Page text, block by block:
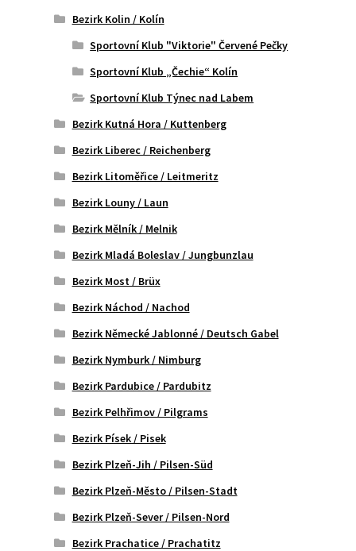
Bezirk Kolin / Kolín
Sportovní Klub "Viktorie" Červené Pečky
Sportovní Klub „Čechie“ Kolín
Sportovní Klub Týnec nad Labem
Bezirk Kutná Hora / Kuttenberg
Bezirk Liberec / Reichenberg
Bezirk Litoměřice / Leitmeritz
Bezirk Louny / Laun
Bezirk Mělník / Melnik
Bezirk Mladá Boleslav / Jungbunzlau
Bezirk Most / Brüx
Bezirk Náchod / Nachod
Bezirk Německé Jablonné / Deutsch Gabel
Bezirk Nymburk / Nimburg
Bezirk Pardubice / Pardubitz
Bezirk Pelhřimov / Pilgrams
Bezirk Písek / Pisek
Bezirk Plzeň-Jih / Pilsen-Süd
Bezirk Plzeň-Město / Pilsen-Stadt
Bezirk Plzeň-Sever / Pilsen-Nord
Bezirk Prachatice / Prachatitz